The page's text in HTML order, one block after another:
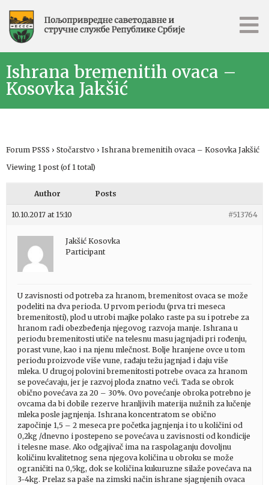
Ishrana bremenitih ovaca –
Kosovka Jakšić
Forum PSSS › Stočarstvo › Ishrana bremenitih ovaca – Kosovka Jakšić
Viewing 1 post (of 1 total)
Author Posts
10.10.2017 at 15:10 #513764
Jakšić Kosovka
Participant
U zavisnosti od potreba za hranom, bremenitost ovaca se može
podeliti na dva perioda. U prvom periodu (prva tri meseca
bremenitosti), plod u utrobi majke polako raste pa su i potrebe za
hranom radi obezbeđenja njegovog razvoja manje. Ishrana u
periodu bremenitosti utiče na telesnu masu jagnjadi pri rođenju,
porast vune, kao i na njenu mlečnost. Bolje hranjene ovce u tom
periodu proizvode više vune, rađaju težu jagnjad i daju više
mleka. U drugoj polovini bremenitosti potrebe ovaca za hranom
se povećavaju, jer je razvoj ploda znatno veći. Tada se obrok
obično povećava za 20 – 30%. Ovo povećanje obroka potrebno je
ovcama da bi dobile rezerve hranljivih materija nužnih za lučenje
mleka posle jagnjenja. Ishrana koncentratom se obično
započinje 1,5 – 2 meseca pre početka jagnjenja i to u količini od
0,2kg /dnevno i postepeno se povećava u zavisnosti od kondicije
i telesne mase. Ako odgajivač ima na raspolaganju dovoljnu
količinu kvalitetnog sena njegova količina u obroku se može
ograničiti na 0,5kg, dok se količina kukuruzne silaže povećava na
3-4kg. Prelaz sa paše na zimski način ishrane sjagnjenih ovaca